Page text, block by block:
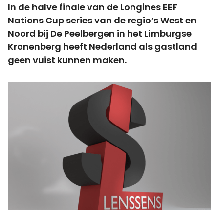
In de halve finale van de Longines EEF
Nations Cup series van de regio’s West en
Noord bij De Peelbergen in het Limburgse
Kronenberg heeft Nederland als gastland
geen vuist kunnen maken.